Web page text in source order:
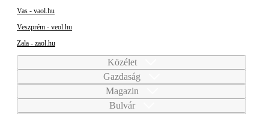
Vas - vaol.hu
Veszprém - veol.hu
Zala - zaol.hu
Közélet
Gazdaság
Magazin
Bulvár